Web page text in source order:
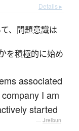
Details ▸
、問題意識は
を積極的に始め
associated
I am
started
— Jreibun